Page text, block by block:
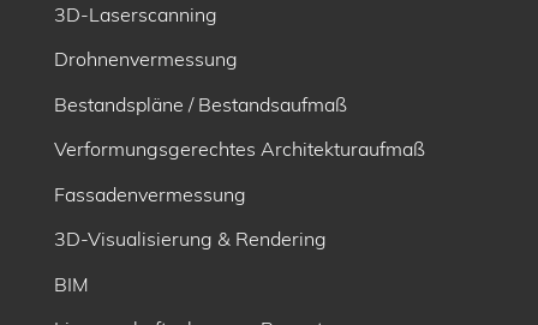
3D-Laserscanning
Drohnenvermessung
Bestandspläne / Bestandsaufmaß
Verformungsgerechtes Architekturaufmaß
Fassadenvermessung
3D-Visualisierung & Rendering
BIM